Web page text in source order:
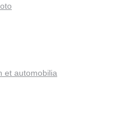
et automobilia